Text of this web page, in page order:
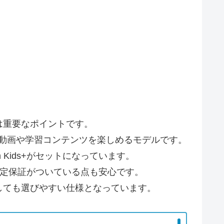
要なポイントです。
や学習コンテンツを楽しめるモデルです。
がセットになっています。
証がついている点も安心です。
も選びやすい仕様となっています。